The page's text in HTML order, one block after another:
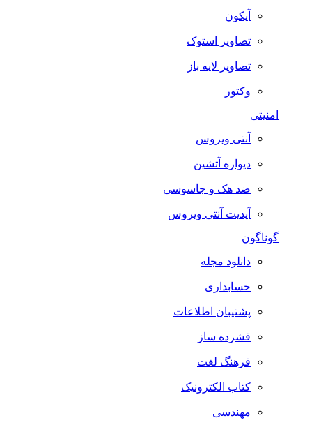
آیکون
تصاویر استوک
تصاویر لایه باز
وکتور
امنیتی
آنتی ویروس
دیواره آتشین
ضد هک و جاسوسی
آپدیت آنتی ویروس
گوناگون
دانلود مجله
حسابداری
پشتیبان اطلاعات
فشرده ساز
فرهنگ لغت
کتاب الکترونیک
مهندسی